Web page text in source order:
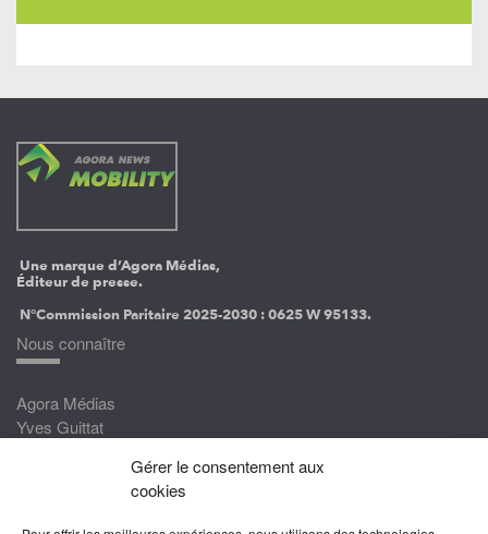
Gérer le consentement aux
cookies
Une marque d’Agora Médias,
Éditeur de presse.
N°Commission Paritaire 2025-2030 :0625 W 95133.
Nous connaître
Agora Médias
Yves Guittat
Devenez correspondant